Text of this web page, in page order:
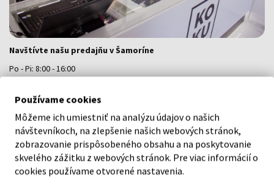
Navštívte našu predajňu v Šamoríne
Po - Pi: 8:00 - 16:00
VŠETKO O NÁKUPE
Vernostný systém
Všeobecné obchodné podmienky
Používame cookies
Môžeme ich umiestniť na analýzu údajov o našich
návštevníkoch, na zlepšenie našich webových stránok,
zobrazovanie prispôsobeného obsahu a na poskytovanie
skvelého zážitku z webových stránok. Pre viac informácií o
cookies používame otvorené nastavenia.